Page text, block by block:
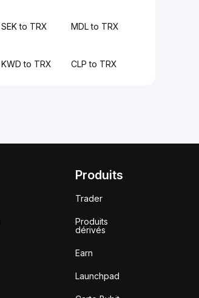
SEK to TRX MDL to TRX
KWD to TRX CLP to TRX
Produits
Trader
Produits
dérivés
Earn
Launchpad